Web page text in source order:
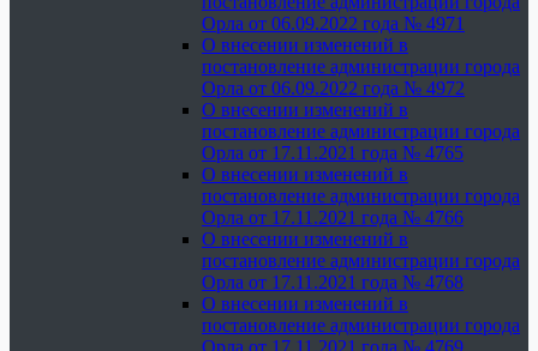
Орла от 06.09.2022 года № 4971
О внесении изменений в
постановление администрации города
Орла от 06.09.2022 года № 4972
О внесении изменений в
постановление администрации города
Орла от 17.11.2021 года № 4765
О внесении изменений в
постановление администрации города
Орла от 17.11.2021 года № 4766
О внесении изменений в
постановление администрации города
Орла от 17.11.2021 года № 4768
О внесении изменений в
постановление администрации города
Орла от 17.11.2021 года № 4769